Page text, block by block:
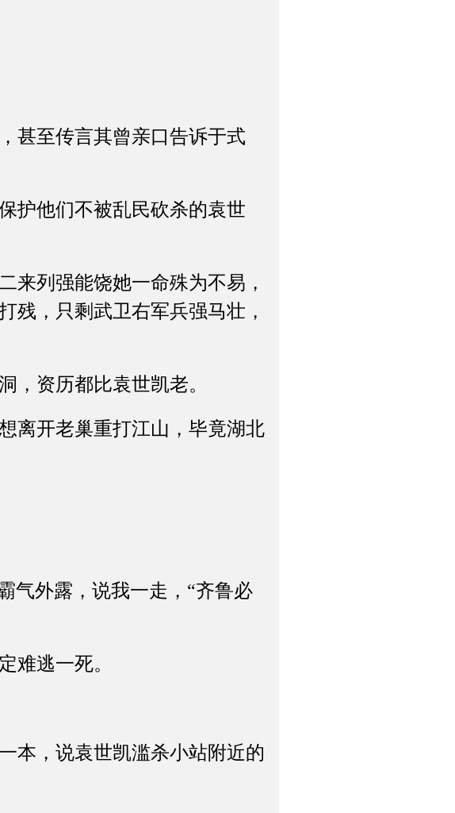
至传言其曾亲口告诉于式
他们不被乱民砍杀的袁世
列强能饶她一命殊为不易，
残，只剩武卫右军兵强马壮，
资历都比袁世凯老。
开老巢重打江山，毕竟湖北
外露，说我一走，“齐鲁必
逃一死。
，说袁世凯滥杀小站附近的